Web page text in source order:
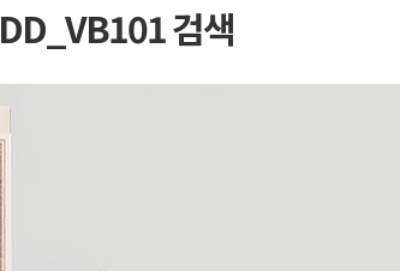
DD_VB101 검색